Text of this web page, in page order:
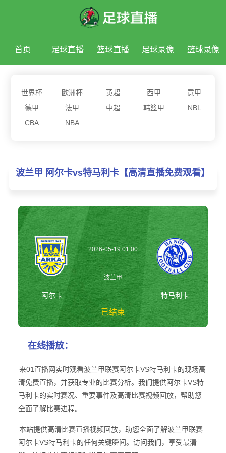
首页 足球直播 篮球直播 足球录像 篮球录像
世界杯 欧洲杯 英超 西甲
意甲
德甲
法甲 中超 韩篮甲
NBL
CBA
NBA
波兰甲 阿尔卡vs特马利卡【高清直播免费观看】
阿尔卡
2026-05-19 01:00
波兰甲
已结束
特马利卡
在线播放：
来01直播网实时观看波兰甲联赛阿尔卡VS特马利卡的现场高
清免费直播，并获取专业的比赛分析。我们提供阿尔卡VS特
马利卡的实时赛况、重要事件及高清比赛视频回放，帮助您
全面了解比赛进程。
本站提供高清比赛直播视频回放，助您全面了解波兰甲联赛
阿尔卡VS特马利卡的任何关键瞬间。访问我们，享受最清